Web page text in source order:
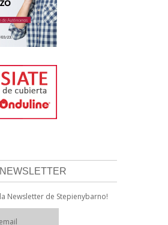
NEWSLETTER
Newsletter de Stepienybarno!